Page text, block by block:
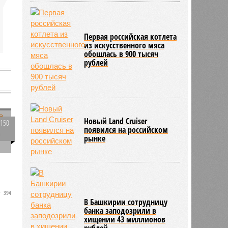
394
Первая российская котлета
из искусственного мяса
обошлась в 900 тысяч
рублей
Новый Land Cruiser
появился на российском
рынке
В Башкирии сотрудницу
банка заподозрили в
хищении 43 миллионов